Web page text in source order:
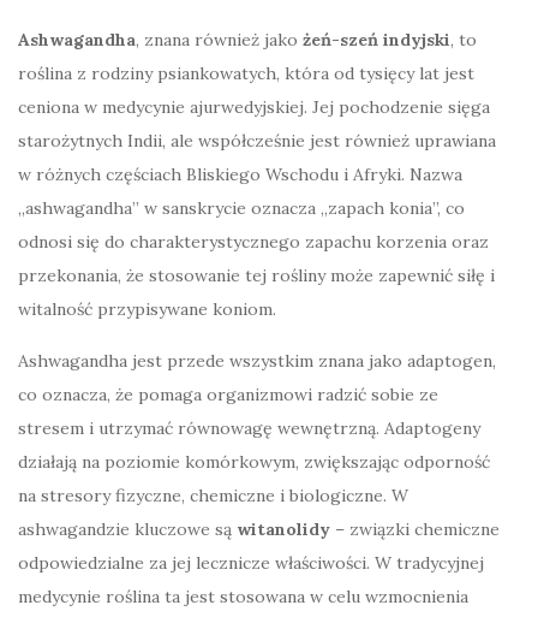
Ashwagandha, znana również jako żeń-szeń indyjski, to
roślina z rodziny psiankowatych, która od tysięcy lat jest
ceniona w medycynie ajurwedyjskiej. Jej pochodzenie sięga
starożytnych Indii, ale współcześnie jest również uprawiana
w różnych częściach Bliskiego Wschodu i Afryki. Nazwa
„ashwagandha” w sanskrycie oznacza „zapach konia”, co
odnosi się do charakterystycznego zapachu korzenia oraz
przekonania, że stosowanie tej rośliny może zapewnić siłę i
witalność przypisywane koniom.
Ashwagandha jest przede wszystkim znana jako adaptogen,
co oznacza, że pomaga organizmowi radzić sobie ze
stresem i utrzymać równowagę wewnętrzną. Adaptogeny
działają na poziomie komórkowym, zwiększając odporność
na stresory fizyczne, chemiczne i biologiczne. W
ashwagandzie kluczowe są witanolidy – związki chemiczne
odpowiedzialne za jej lecznicze właściwości. W tradycyjnej
medycynie roślina ta jest stosowana w celu wzmocnienia